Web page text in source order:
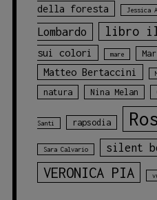
della foresta
Jessica
Lombardo
libro
sui colori
mare
Matteo Bertaccini
natura Nina Melan
Santi rapsodia
Sara Calvario silent
VERONICA PIA